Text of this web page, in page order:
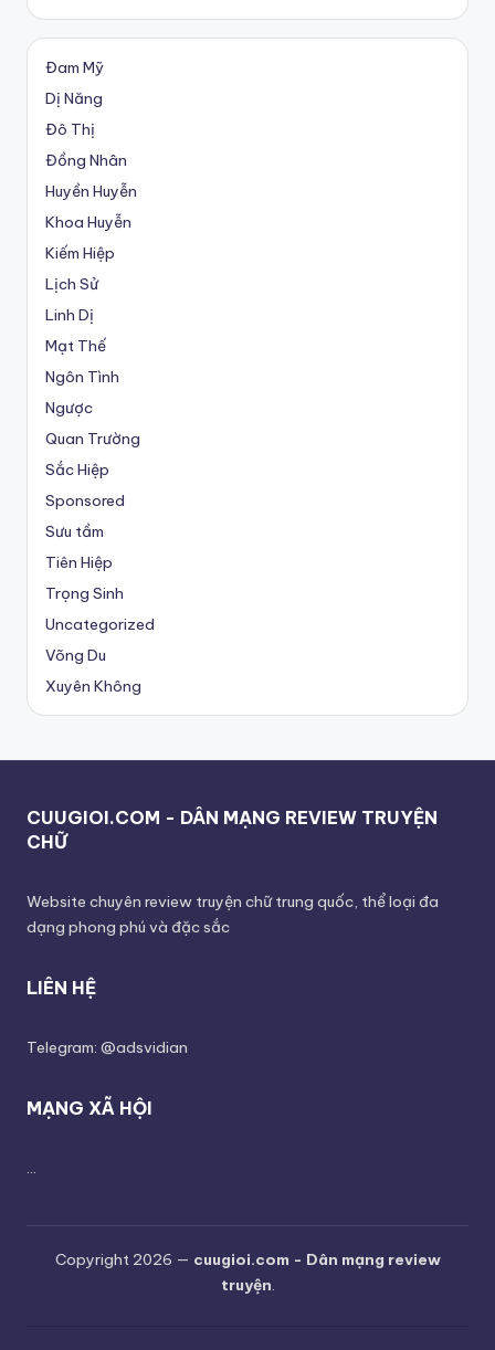
Đam Mỹ
Dị Năng
Đô Thị
Đồng Nhân
Huyền Huyễn
Khoa Huyễn
Kiếm Hiệp
Lịch Sử
Linh Dị
Mạt Thế
Ngôn Tình
Ngược
Quan Trường
Sắc Hiệp
Sponsored
Sưu tầm
Tiên Hiệp
Trọng Sinh
Uncategorized
Võng Du
Xuyên Không
CUUGIOI.COM - DÂN MẠNG REVIEW TRUYỆN
CHỮ
Website chuyên review truyện chữ trung quốc, thể loại đa
dạng phong phú và đặc sắc
LIÊN HỆ
Telegram: @adsvidian
MẠNG XÃ HỘI
...
Copyright 2026 — cuugioi.com - Dân mạng review
truyện.